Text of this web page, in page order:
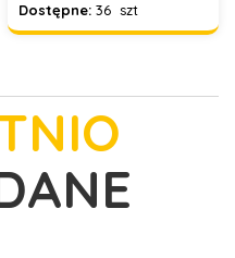
Dostępne: 36 szt